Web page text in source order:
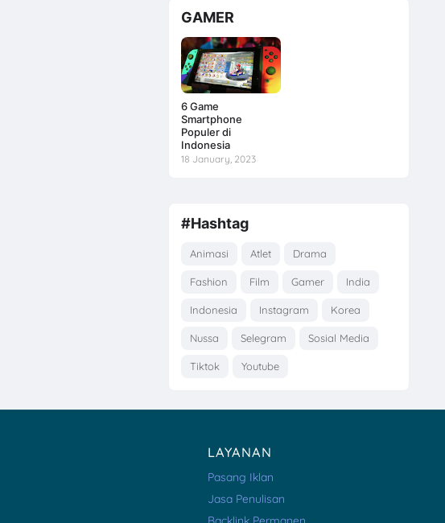
GAMER
6 Game
Smartphone
Populer di
Indonesia
18 January, 2023
#Hashtag
Animasi Atlet Drama
Fashion Film Gamer India
Indonesia Instagram Korea
Nussa Selegram Sosial Media
Tiktok Youtube
LAYANAN
Pasang Iklan
Jasa Penulisan